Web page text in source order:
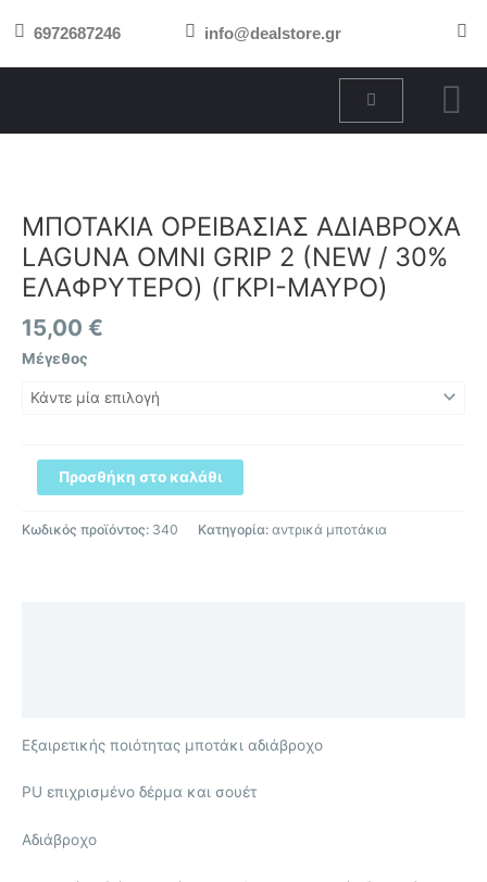
στο 6972687246 info@dealstore.gr
Cart
ΜΠΟΤΑΚΙΑ ΟΡΕΙΒΑΣΙΑΣ ΑΔΙΑΒΡΟΧΑ
LAGUNA OMNI GRIP 2 (NEW / 30%
ΕΛΑΦΡΥΤΕΡΟ) (ΓΚΡΙ-ΜΑΥΡΟ)
15,00 €
Μέγεθος
LAGUNA
OMNI
GRIP
2
30%
(ΓΚΡΙ-
ποσότητα
Προσθήκη στο καλάθι
Κωδικός προϊόντος: 340 Κατηγορία: αντρικά μποτάκια
Εξαιρετικής ποιότητας μποτάκι αδιάβροχο
PU επιχρισμένο δέρμα και σουέτ
Αδιάβροχο